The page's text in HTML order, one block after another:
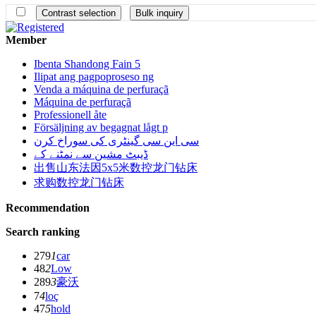
Member
Ibenta Shandong Fain 5
Ilipat ang pagpoproseso ng
Venda a máquina de perfuraçã
Máquina de perfuraçã
Professionell åte
Försäljning av begagnat lågt p
سی این سی گینٹری کی سوراخ کرن
ڈیبٹ مشین سے نمٹنے کے
出售山东法因5x5米数控龙门钻床
求购数控龙门钻床
Recommendation
Search ranking
2791car
482Low
2893豪沃
74loç
475hold